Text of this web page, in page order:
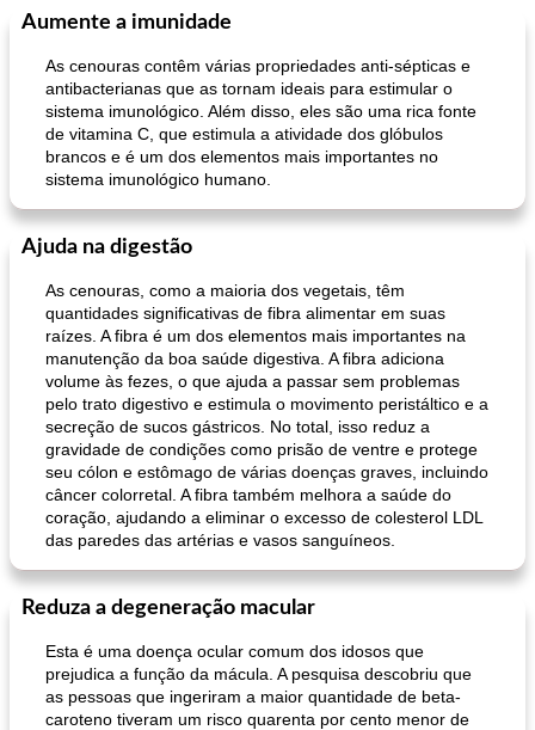
30min
Bolos
muffins de farelo de harriet
Aumente a imunidade
As cenouras contêm várias propriedades anti-sépticas e
antibacterianas que as tornam ideais para estimular o
sistema imunológico. Além disso, eles são uma rica fonte
de vitamina C, que estimula a atividade dos glóbulos
brancos e é um dos elementos mais importantes no
sistema imunológico humano.
Ajuda na digestão
As cenouras, como a maioria dos vegetais, têm
quantidades significativas de fibra alimentar em suas
raízes. A fibra é um dos elementos mais importantes na
manutenção da boa saúde digestiva. A fibra adiciona
volume às fezes, o que ajuda a passar sem problemas
pelo trato digestivo e estimula o movimento peristáltico e a
secreção de sucos gástricos. No total, isso reduz a
gravidade de condições como prisão de ventre e protege
seu cólon e estômago de várias doenças graves, incluindo
câncer colorretal. A fibra também melhora a saúde do
coração, ajudando a eliminar o excesso de colesterol LDL
das paredes das artérias e vasos sanguíneos.
Reduza a degeneração macular
Esta é uma doença ocular comum dos idosos que
prejudica a função da mácula. A pesquisa descobriu que
as pessoas que ingeriram a maior quantidade de beta-
caroteno tiveram um risco quarenta por cento menor de